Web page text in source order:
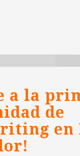
a la
de
en